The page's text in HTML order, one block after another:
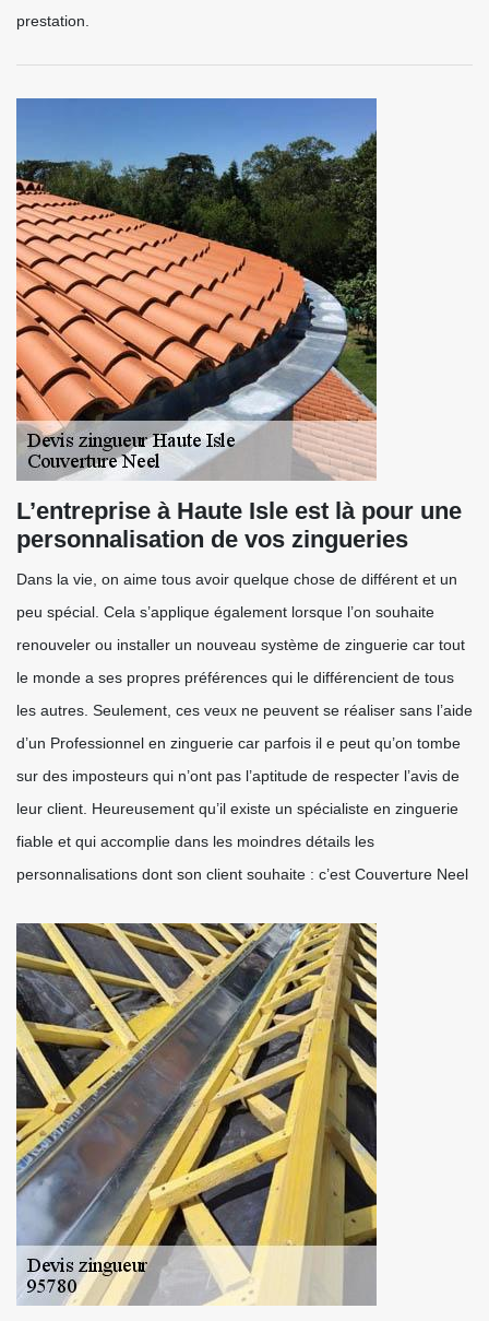
prestation.
L’entreprise à Haute Isle est là pour une
personnalisation de vos zingueries
Dans la vie, on aime tous avoir quelque chose de différent et un
peu spécial. Cela s’applique également lorsque l’on souhaite
renouveler ou installer un nouveau système de zinguerie car tout
le monde a ses propres préférences qui le différencient de tous
les autres. Seulement, ces veux ne peuvent se réaliser sans l’aide
d’un Professionnel en zinguerie car parfois il e peut qu’on tombe
sur des imposteurs qui n’ont pas l’aptitude de respecter l’avis de
leur client. Heureusement qu’il existe un spécialiste en zinguerie
fiable et qui accomplie dans les moindres détails les
personnalisations dont son client souhaite : c’est Couverture Neel